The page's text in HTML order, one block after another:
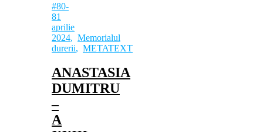
#80-
81
aprilie
2024, Memorialul
durerii, METATEXT
ANASTASIA
DUMITRU
–
A